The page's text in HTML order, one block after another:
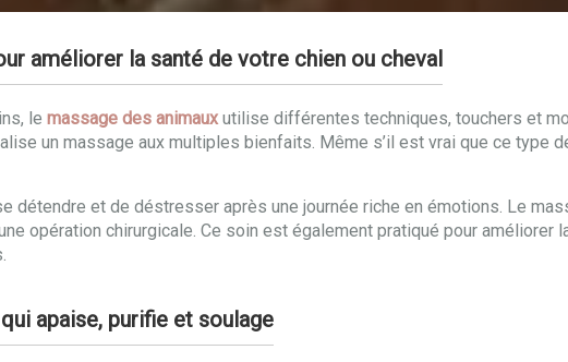
améliorer la santé de votre chien ou cheval
le massage des animauxutilise différentes techniques, touchers et
un massage aux multiples bienfaits. Même s’il est vrai que ce type
détendre et de déstresser après une journée riche en émotions. Le
opération chirurgicale. Ce soin est également pratiqué pour
apaise, purifie et soulage